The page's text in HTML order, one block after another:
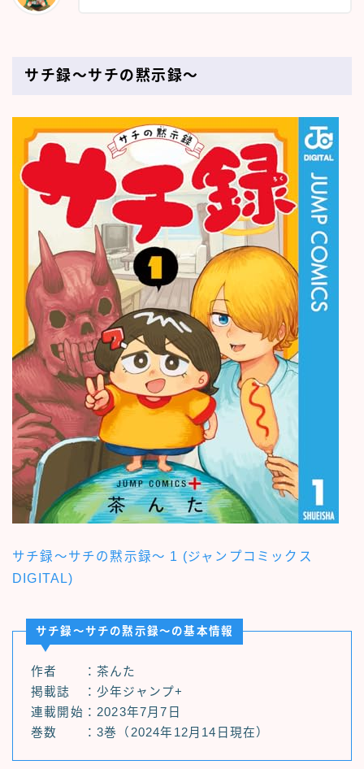
サチ録～サチの黙示録～
サチ録～サチの黙示録～ 1 (ジャンプコミックス
DIGITAL)
サチ録～サチの黙示録～の基本情報
作者 ：茶んた
掲載誌 ：少年ジャンプ+
連載開始：2023年7月7日
巻数 ：3巻（2024年12月14日現在）